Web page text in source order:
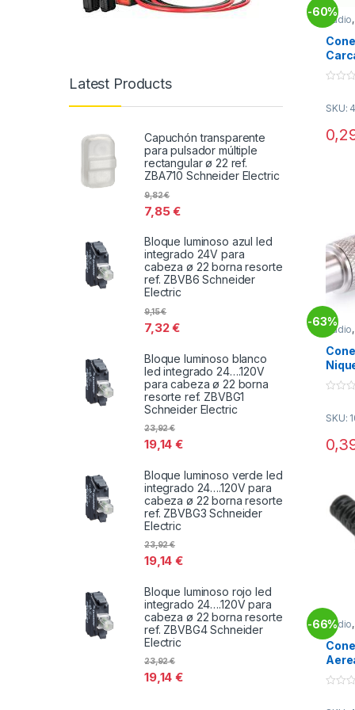
-60%
Audio,
u
o
f
SKU:
-63%
Audio,
ROJO
u
o
f
SKU:
-66%Audio,
Latest Products
Capuchón transparente
para pulsador múltiple
rectangular ø 22 ref.
ZBA710 Schneider Electric
7,85€
9,82€
Bloque luminoso azul led
integrado 24V para
cabeza ø 22 borna resorte
ref. ZBVB6 Schneider
Electric
7,32€
9,15€
Bloque luminoso blanco
led integrado 24….120V
para cabeza ø 22 borna
resorte ref. ZBVBG1
Schneider Electric
19,14€
23,92€
Bloque luminoso verde led
integrado 24….120V para
cabeza ø 22 borna resorte
ref. ZBVBG3 Schneider
Electric
19,14€
23,92€
Bloque luminoso rojo led
integrado 24….120V para
cabeza ø 22 borna resorte
ref. ZBVBG4 Schneider
Electric
19,14€
23,92€